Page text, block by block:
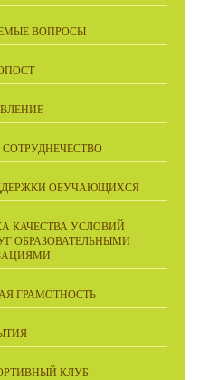
ВОПРОСЫ
ОБУЧАЮЩИХСЯ
КАЧЕСТВА УСЛОВИЙ
ОБРАЗОВАТЕЛЬНЫМИ
ГРАМОТНОСТЬ
КЛУБ